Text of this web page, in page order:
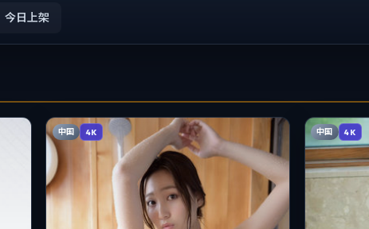
今日上架
中国 4K 中国 4K